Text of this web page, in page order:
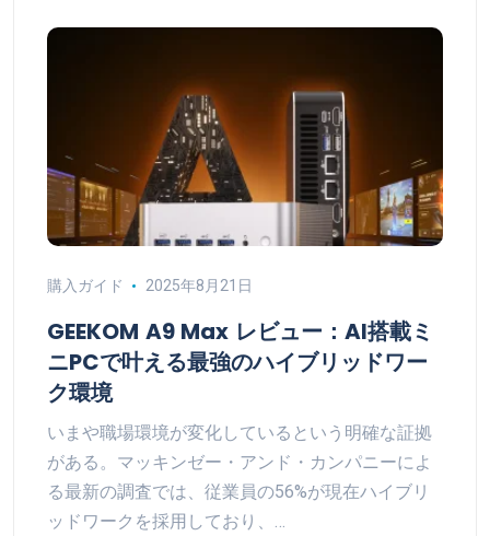
購入ガイド 2025年8月21日
GEEKOM A9 Max レビュー：AI搭載ミ
ニPCで叶える最強のハイブリッドワー
ク環境
いまや職場環境が変化しているという明確な証拠
がある。マッキンゼー・アンド・カンパニーによ
る最新の調査では、従業員の56%が現在ハイブリ
ッドワークを採用しており、…